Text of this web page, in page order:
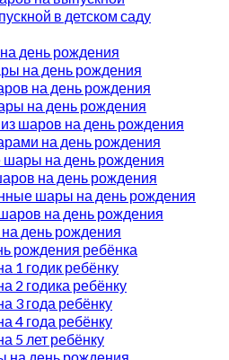
в детском саду
день рождения
на день рождения
на день рождения
на день рождения
шаров на день рождения
на день рождения
на день рождения
на день рождения
шары на день рождения
на день рождения
день рождения
рождения ребёнка
1 годик ребёнку
2 годика ребёнку
3 года ребёнку
4 года ребёнку
5 лет ребёнку